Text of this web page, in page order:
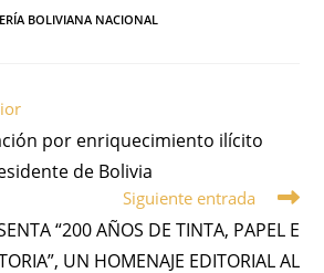
BOLIVIANA NACIONAL
por enriquecimiento ilícito
de Bolivia
Siguiente entrada
“200 AÑOS DE TINTA, PAPEL E
UN HOMENAJE EDITORIAL AL